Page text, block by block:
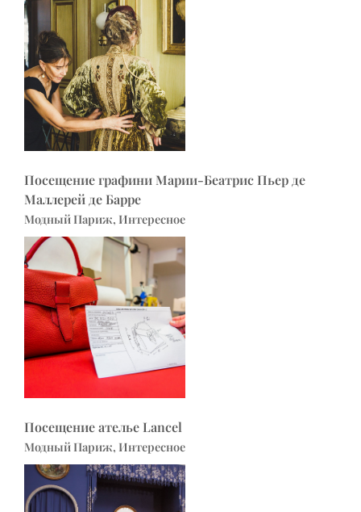
Посещение графини Марии-Беатрис Пьер де
Маллерей де Барре
Модный Париж, Интересное
Посещение ателье Lancel
Модный Париж, Интересное